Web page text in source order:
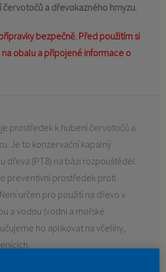
červotočů a dřevokazného hmyzu.
bezpečně. Před použitím si
obalu a připojené informace o
prostředek k hubení červotočů a
Je to konzervační kapalný
dřeva (PT8) na bázi rozpouštědel.
preventivní prostředek proti
určen pro použití na dřevo v
a vodou (vodní a mořské
ho aplikovat na včelíny,